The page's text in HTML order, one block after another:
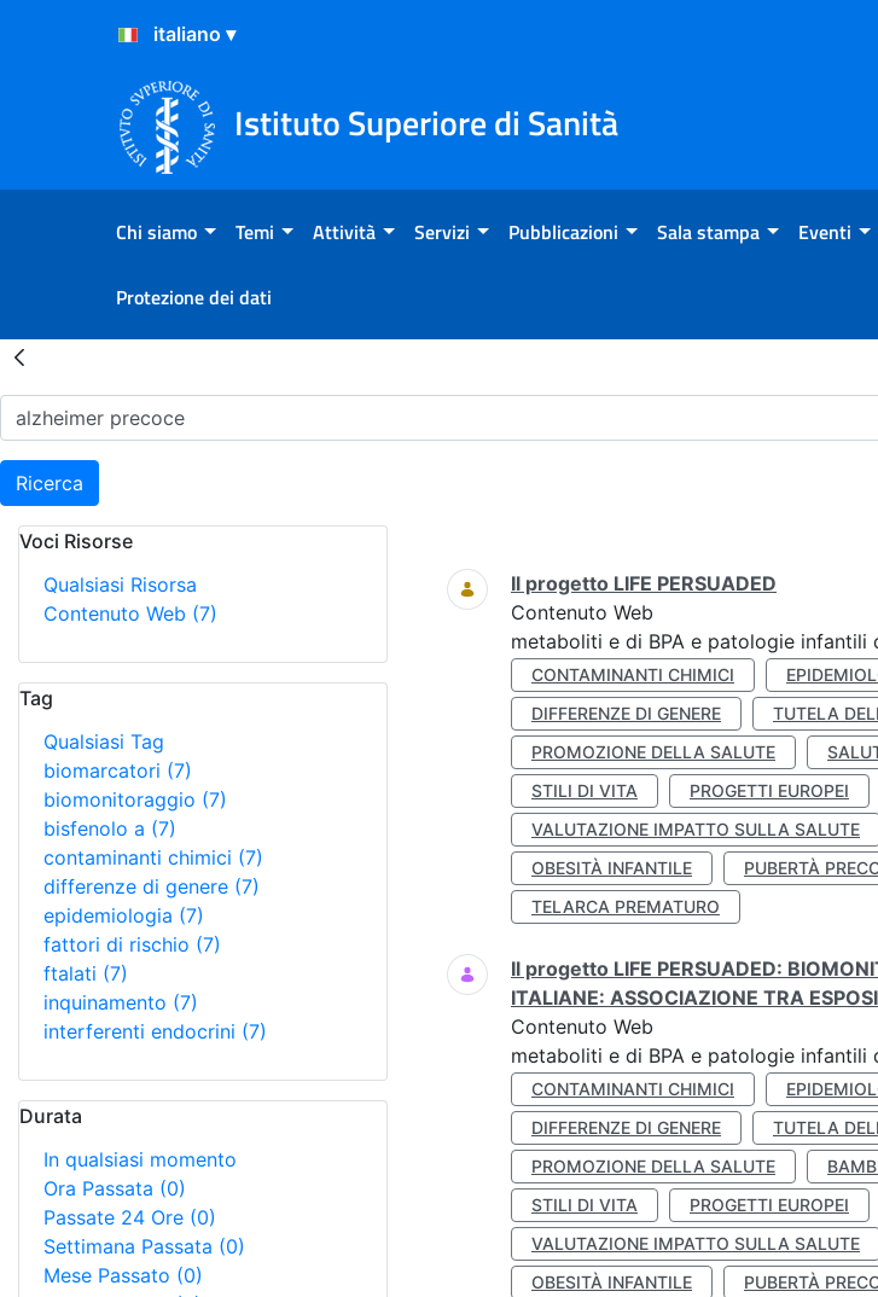
Salta al Contenuto
Salta al Footer
Istituto Superiore di Sanità
Chi siamo Temi Attività Servizi Pubblicazioni Sala stampa Eventi
Protezione dei dati
Risultati della Ricerca - Home
Ricerca
Voci Risorse
Qualsiasi Risorsa
Contenuto Web (7)
Tag
Qualsiasi Tag
biomarcatori (7)
biomonitoraggio (7)
bisfenolo a (7)
contaminanti chimici (7)
differenze di genere (7)
epidemiologia (7)
fattori di rischio (7)
ftalati (7)
inquinamento (7)
interferenti endocrini (7)
Durata
In qualsiasi momento
Ora Passata (0)
Passate 24 Ore (0)
Settimana Passata (0)
Mese Passato (0)
Ricerca
Il progetto LIFE PERSUADED
Contenuto Web
metaboliti e di BPA e patologie
CONTAMINANTI CHIMICI
DIFFERENZE DI GENERE
TUTELA
PROMOZIONE DELLA SALUTE
STILI DI VITA
PROGETTI EUROPEI
VALUTAZIONE IMPATTO SULLA SALUTE
OBESITÀ INFANTILE
PUBERTÀ
TELARCA PREMATURO
Il progetto LIFE PERSUADED:
ITALIANE: ASSOCIAZIONE TRA
Contenuto Web
metaboliti e di BPA e patologie
CONTAMINANTI CHIMICI
DIFFERENZE DI GENERE
TUTELA
PROMOZIONE DELLA SALUTE
STILI DI VITA
PROGETTI EUROPEI
VALUTAZIONE IMPATTO SULLA SALUTE
OBESITÀ INFANTILE
PUBERTÀ